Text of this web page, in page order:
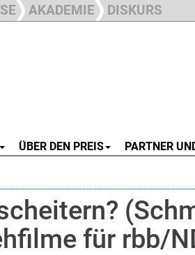
AKADEMIE DISKURS
ÜBER DEN PREIS PARTNER
für rbb/